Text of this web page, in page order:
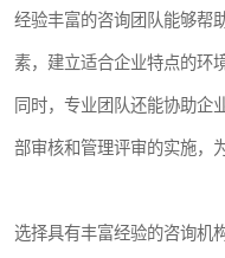
经验丰富的咨询团队能够帮
素，建立适合企业特点的环
同时，专业团队还能协助企
部审核和管理评审的实施，
选择具有丰富经验的咨询机